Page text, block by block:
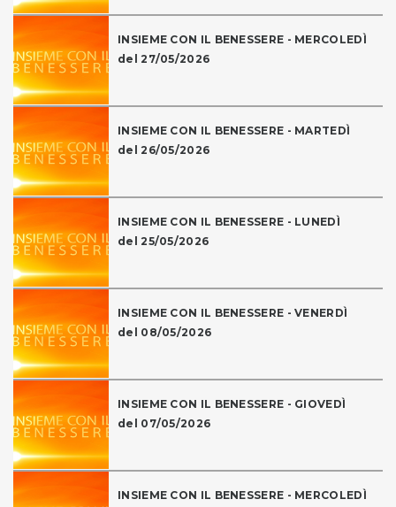
INSIEME CON IL BENESSERE - MERCOLEDÌ
del 27/05/2026
INSIEME CON IL BENESSERE - MARTEDÌ
del 26/05/2026
INSIEME CON IL BENESSERE - LUNEDÌ
del 25/05/2026
INSIEME CON IL BENESSERE - VENERDÌ
del 08/05/2026
INSIEME CON IL BENESSERE - GIOVEDÌ
del 07/05/2026
INSIEME CON IL BENESSERE - MERCOLEDÌ